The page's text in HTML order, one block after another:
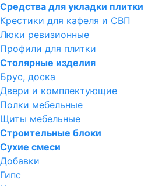
Средства для укладки плитки
Крестики для кафеля и СВП
Люки ревизионные
Профили для плитки
Столярные изделия
Брус, доска
Двери и комплектующие
Полки мебельные
Щиты мебельные
Строительные блоки
Сухие смеси
Добавки
Гипс